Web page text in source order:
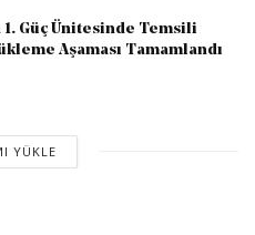
1. Güç Ünitesinde Temsili
Aşaması Tamamlandı
YÜKLE